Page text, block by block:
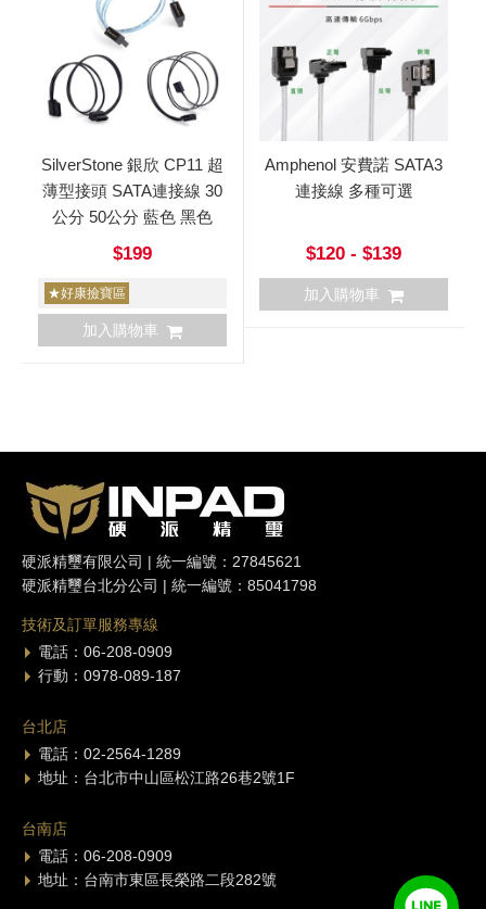
SilverStone 銀欣 CP11 超
薄型接頭 SATA連接線 30
公分 50公分 藍色 黑色
$199
★好康撿寶區
加入購物車
Amphenol 安費諾 SATA3
連接線 多種可選
$120 - $139
加入購物車
硬派精璽有限公司 | 統一編號：27845621
硬派精璽台北分公司 | 統一編號：85041798
技術及訂單服務專線
電話：06-208-0909
行動：0978-089-187
台北店
電話：02-2564-1289
地址：台北市中山區松江路26巷2號1F
台南店
電話：06-208-0909
地址：台南市東區長榮路二段282號